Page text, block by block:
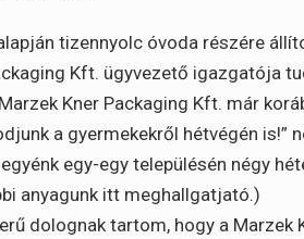
tizennyolc óvoda részére
Kft. ügyvezető igazgatója
Kner Packaging Kft. már
a gyermekekről hétvégén is!”
egy-egy településén négy
anyagunk itt meghallgatjató.)
dolognak tartom, hogy a Marzek